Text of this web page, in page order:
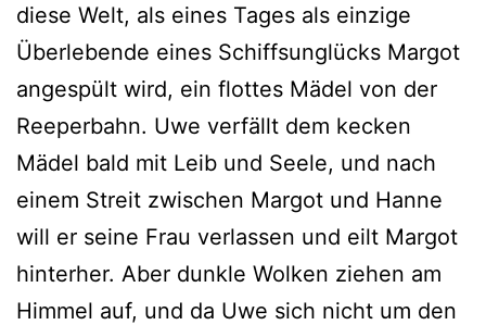
diese Welt, als eines Tages als einzige
Überlebende eines Schiffsunglücks Margot
angespült wird, ein flottes Mädel von der
Reeperbahn. Uwe verfällt dem kecken
Mädel bald mit Leib und Seele, und nach
einem Streit zwischen Margot und Hanne
will er seine Frau verlassen und eilt Margot
hinterher. Aber dunkle Wolken ziehen am
Himmel auf, und da Uwe sich nicht um den